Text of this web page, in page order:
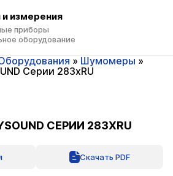
и измерения
приборы
оборудование
» Шумомеры »
Серии 283xRU
СЕРИИ 283XRU
Скачать PDF